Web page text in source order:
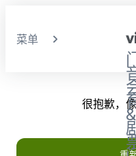
菜单
很抱歉，